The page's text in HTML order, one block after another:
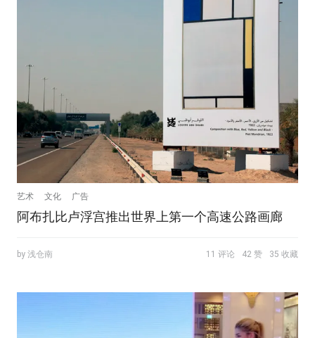
艺术 文化 广告
阿布扎比卢浮宫推出世界上第一个高速公路画廊
by 浅仓南 11 评论 42 赞 35 收藏